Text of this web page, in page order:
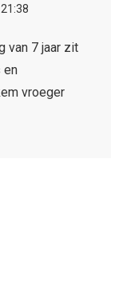
van 7 jaar zit
en
vroeger